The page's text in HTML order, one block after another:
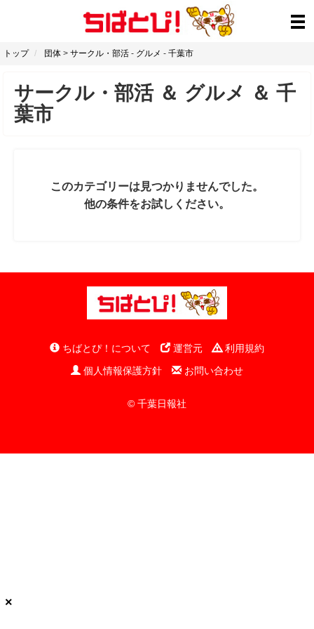
トップ 団体 > サークル・部活 - グルメ - 千葉市
サークル・部活＆ グルメ ＆ 千
葉市
このカテゴリーは見つかりませんでした。
他の条件をお試しください。
ちばとぴ！について 運営元
利用規約
個人情報保護方針
お問い合わせ
© 千葉日報社
×